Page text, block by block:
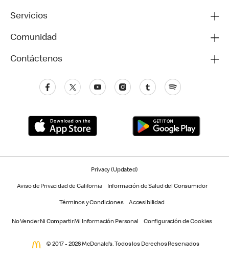
Servicios
Comunidad
Contáctenos
Privacy (Updated)
Aviso de Privacidad de California Información de Salud del Consumidor
Términos y Condiciones Accesibilidad
No Vender Ni Compartir Mi Información Personal Configuración de Cookies
© 2017 - 2026 McDonald’s. Todos los Derechos Reservados